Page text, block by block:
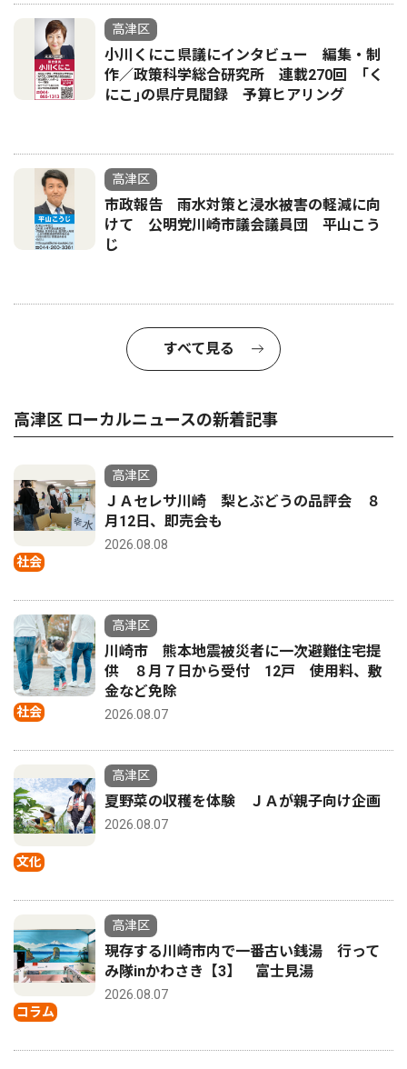
高津区
小川くにこ県議にインタビュー 編集・制
作／政策科学総合研究所 連載270回 ｢く
にこ｣の県庁見聞録 予算ヒアリング
高津区
市政報告 雨水対策と浸水被害の軽減に向
けて 公明党川崎市議会議員団 平山こう
じ
すべて見る
高津区 ローカルニュースの新着記事
社会
高津区
ＪＡセレサ川崎 梨とぶどうの品評会 ８
月12日、即売会も
2026.08.08
社会
高津区
川崎市 熊本地震被災者に一次避難住宅提
供 ８月７日から受付 12戸 使用料、敷
金など免除
2026.08.07
文化
高津区
夏野菜の収穫を体験 ＪＡが親子向け企画
2026.08.07
コラム
高津区
現存する川崎市内で一番古い銭湯 行って
み隊inかわさき【3】 富士見湯
2026.08.07